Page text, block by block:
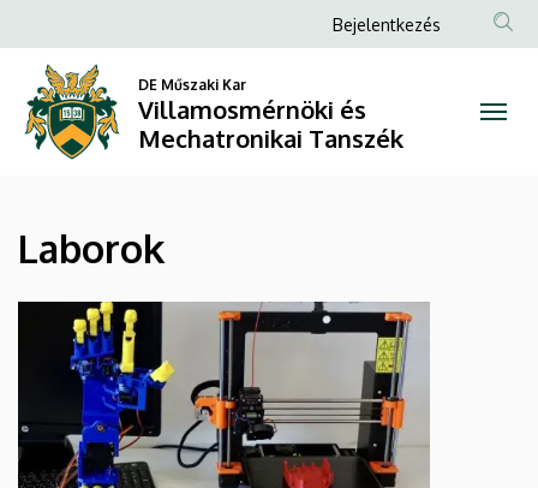
Villamosmérnöki
Mechatronikai
Tanszék
a
tartalomra
Anonim
fiók
menüje
Bejelentkezés
DE Műszaki Kar
Villamosmérnöki és
Mechatronikai Tanszék
Laborok